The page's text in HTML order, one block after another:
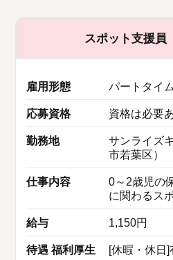
スポット支援員
雇用形態 パートタイム
応募資格 資格は必要
勤務地
サンライズ
市若葉区）
仕事内容
0～2歳児の
に関わるス
給与 1,150円
待遇 福利厚生 [休暇・休日]